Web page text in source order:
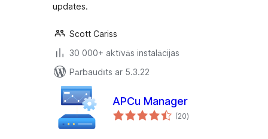
updates.
Scott Cariss
30 000+ aktīvās instalācijas
Pārbaudīts ar 5.3.22
APCu Manager
(20vērtējumu
kopsumma
)